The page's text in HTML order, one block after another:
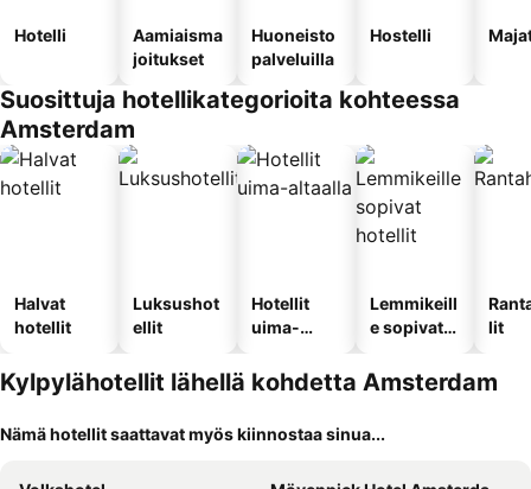
Hotelli
Aamiaisma
joitukset
Huoneisto
palveluilla
Hostelli
Suosittuja hotellikategorioita kohteessa
Amsterdam
Halvat
hotellit
Luksushot
ellit
Hotellit
uima-
Lemmikeill
e sopivat
lit
Kylpylähotellit lähellä kohdetta Amsterdam
Nämä hotellit saattavat myös kiinnostaa sinua...